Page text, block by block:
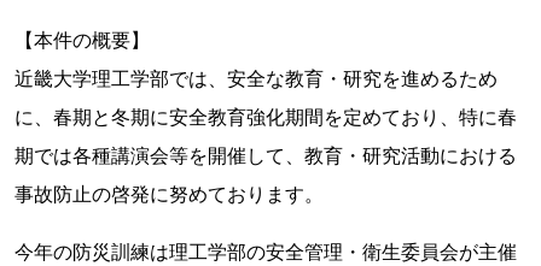
【本件の概要】
近畿大学理工学部では、安全な教育・研究を進めるため
に、春期と冬期に安全教育強化期間を定めており、特に春
期では各種講演会等を開催して、教育・研究活動における
事故防止の啓発に努めております。
今年の防災訓練は理工学部の安全管理・衛生委員会が主催